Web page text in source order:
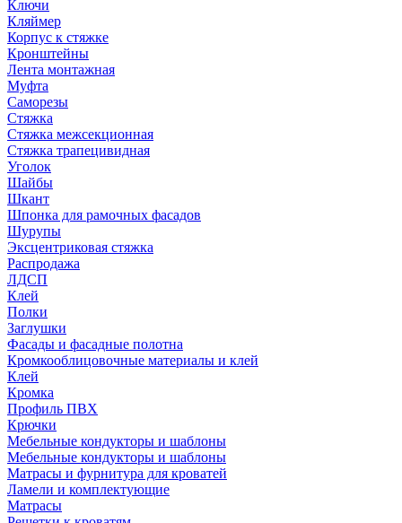
Ключи
Кляймер
Корпус к стяжке
Кронштейны
Лента монтажная
Муфта
Саморезы
Стяжка
Стяжка межсекционная
Стяжка трапецивидная
Уголок
Шайбы
Шкант
Шпонка для рамочных фасадов
Шурупы
Эксцентриковая стяжка
Распродажа
ЛДСП
Клей
Полки
Заглушки
Фасады и фасадные полотна
Кромкооблицовочные материалы и клей
Клей
Кромка
Профиль ПВХ
Крючки
Мебельные кондукторы и шаблоны
Мебельные кондукторы и шаблоны
Матрасы и фурнитура для кроватей
Ламели и комплектующие
Матрасы